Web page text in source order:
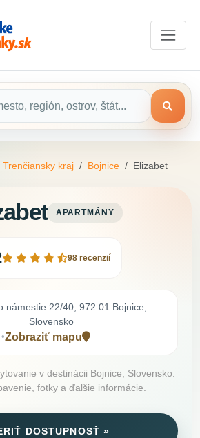
Trenčiansky kraj Bojnice Elizabet
APARTMÁNY
98 recenzií
námestie 22/40, 972 01 Bojnice,
Slovensko
•Zobraziť mapu
v destinácii Bojnice, Slovensko.
fotky a ďalšie informácie.
DOSTUPNOSŤ »